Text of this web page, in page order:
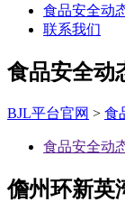
食品安全动
联系我们
食品安全动
BJL平台官网 > 食
食品安全动
儋州环新英